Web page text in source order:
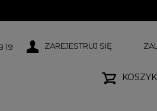
19 ZAREJESTRUJ SIĘ